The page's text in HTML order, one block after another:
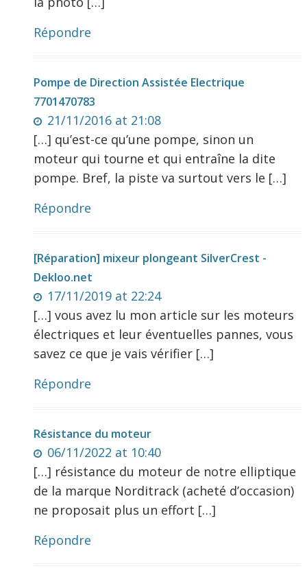
Répondre
Pompe de Direction Assistée Electrique
7701470783
21/11/2016 at 21:08
[…] qu’est-ce qu’une pompe, sinon un
moteur qui tourne et qui entraîne la dite
pompe. Bref, la piste va surtout vers le […]
Répondre
[Réparation] mixeur plongeant SilverCrest -
Dekloo.net
17/11/2019 at 22:24
[…] vous avez lu mon article sur les moteurs
électriques et leur éventuelles pannes, vous
savez ce que je vais vérifier […]
Répondre
Résistance du moteur
06/11/2022 at 10:40
[…] résistance du moteur de notre elliptique
de la marque Norditrack (acheté d’occasion)
ne proposait plus un effort […]
Répondre